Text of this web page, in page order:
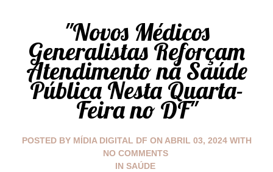
"Novos Médicos
Generalistas Reforçam
Atendimento na Saúde
Pública Nesta Quarta-
Feira no DF"
POSTED BY MÍDIA DIGITAL DF ON ABRIL 03, 2024WITH
NO COMMENTS
IN SAÚDE